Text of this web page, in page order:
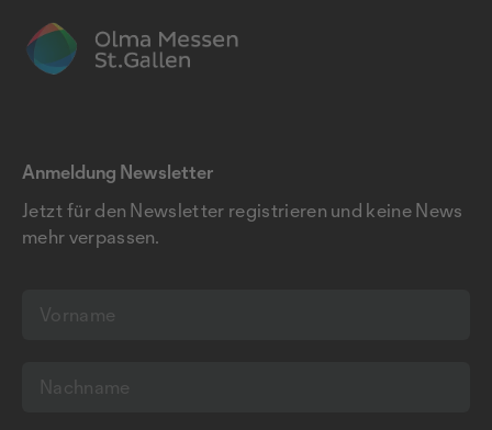
Anmeldung Newsletter
Jetzt für den Newsletter registrieren und keine News
mehr verpassen.